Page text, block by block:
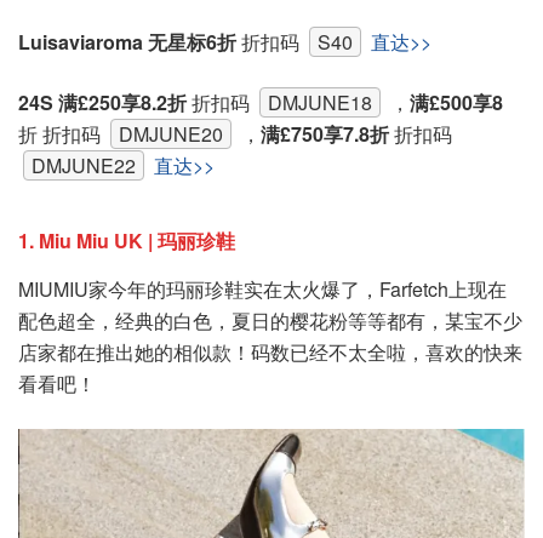
Luisaviaroma无星标6折折扣码 S40 直达>>
24S 满£250享8.2折折扣码 DMJUNE18 ， 满£500享8
折 折扣码
DMJUNE20 ， 满£750享7.8折折扣码
DMJUNE22
直达>>
1. Miu Miu UK | 玛丽珍鞋
MIUMIU家今年的玛丽珍鞋实在太火爆了，Farfetch上现在
配色超全，经典的白色，夏日的樱花粉等等都有，某宝不少
店家都在推出她的相似款！码数已经不太全啦，喜欢的快来
看看吧！